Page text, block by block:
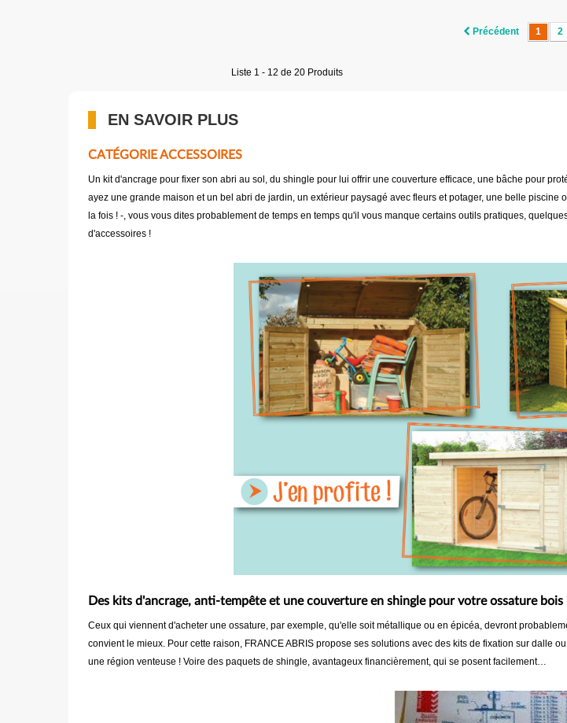
Précédent 1 2
Liste 1 - 12 de 20 Produits
EN SAVOIR PLUS
CATÉGORIE ACCESSOIRES
Un kit d'ancrage pour fixer son abri au sol, du shingle pour lui offrir une couverture efficace, une bâche pour
ayez une grande maison et un bel abri de jardin, un extérieur paysagé avec fleurs et potager, une belle
la fois ! -, vous vous dites probablement de temps en temps qu'il vous manque certains outils pratiques,
d'accessoires !
Des kits d'ancrage, anti-tempête et une couverture en shingle pour votre ossature bois
Ceux qui viennent d'acheter une ossature, par exemple, qu'elle soit métallique ou en épicéa, devront
convient le mieux. Pour cette raison, FRANCE ABRIS propose ses solutions avec des kits de fixation sur dalle
une région venteuse ! Voire des paquets de shingle, avantageux financièrement, qui se posent facilement…